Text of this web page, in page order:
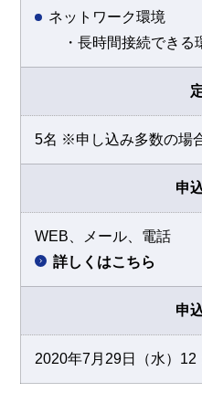
ネットワーク環境
・長時間接続できる
5名 ※申し込み多数の場
申
WEB、メール、電話
詳しくはこちら
申
2020年7月29日（水）12